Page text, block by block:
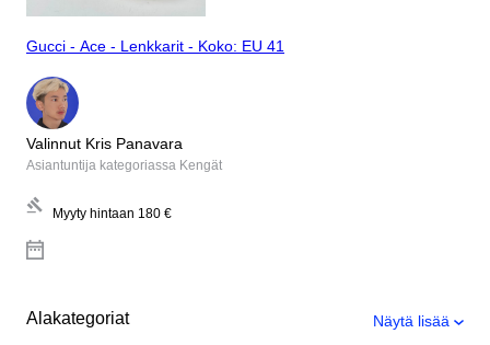
Gucci - Ace - Lenkkarit - Koko: EU 41
Valinnut Kris Panavara
Asiantuntija kategoriassa Kengät
Myyty hintaan 180 €
Alakategoriat Näytä lisää